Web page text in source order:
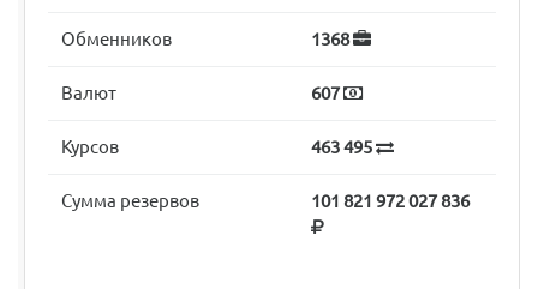
Обменников 1368
Валют 607
Курсов 463 495
Сумма резервов 101 821 972 027 836